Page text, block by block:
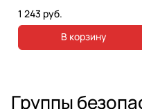
1 243 руб.
В корзину
Группы